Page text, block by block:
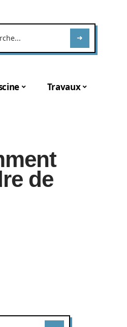
Travaux
de